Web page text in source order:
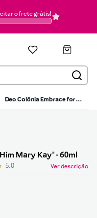
o frete grátis!
Deo Colônia Embrace for Him Mary Kay® - 60ml
Mary Kay® - 60ml
5.0 Ver descrição